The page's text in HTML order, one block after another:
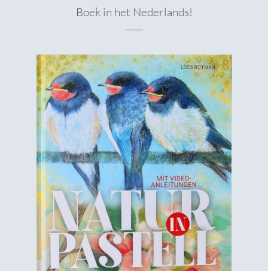
Boek in het Nederlands!